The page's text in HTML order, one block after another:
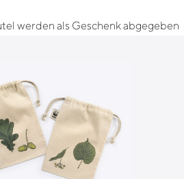
werden als Geschenk abgegeben